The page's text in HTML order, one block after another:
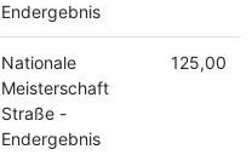
Endergebnis
Nationale
Meisterschaft
Straße -
Endergebnis
125,00